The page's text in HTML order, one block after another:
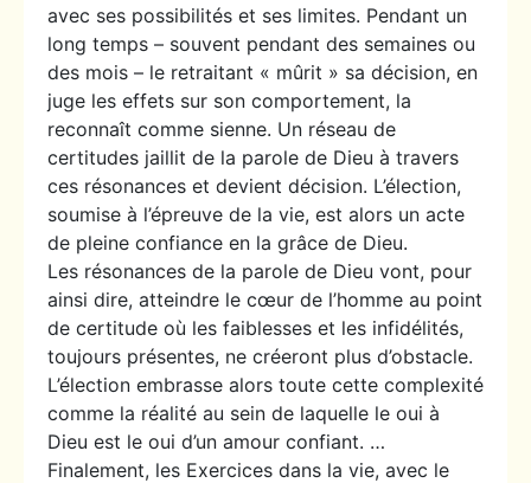
avec ses possibilités et ses limites. Pendant un
long temps – souvent pendant des semaines ou
des mois – le retraitant « mûrit » sa décision, en
juge les effets sur son comportement, la
reconnaît comme sienne. Un réseau de
certitudes jaillit de la parole de Dieu à travers
ces résonances et devient décision. L’élection,
soumise à l’épreuve de la vie, est alors un acte
de pleine confiance en la grâce de Dieu.
Les résonances de la parole de Dieu vont, pour
ainsi dire, atteindre le cœur de l’homme au point
de certitude où les faiblesses et les infidélités,
toujours présentes, ne créeront plus d’obstacle.
L’élection embrasse alors toute cette complexité
comme la réalité au sein de laquelle le oui à
Dieu est le oui d’un amour confiant. …
Finalement, les Exercices dans la vie, avec le